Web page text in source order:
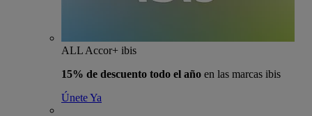
ALL Accor+ ibis
15% de descuento todo el año en las marcas ibis
Únete Ya